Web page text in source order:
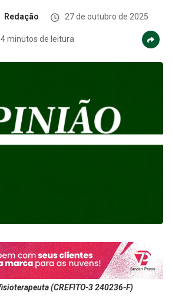
Redação 27 de outubro de 2025
4 minutos de leitura
(CREFITO-3 240236-F)